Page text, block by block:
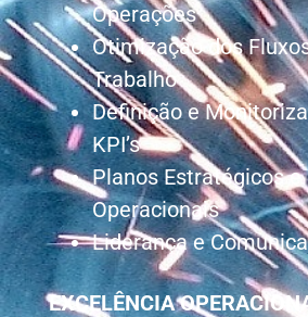
Operações
Otimização dos
Trabalho
Definição e
KPI’s
Planos Estratégicos e
Operacionais
Liderança e
EXCELÊNCIA